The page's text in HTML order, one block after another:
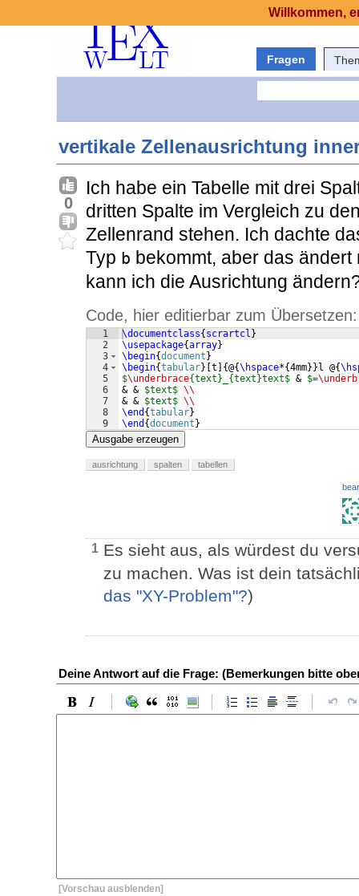
Fragen
vertikale Zellenausrichtung
0
Ich habe ein Tabelle mit drei
dritten Spalte im Vergleich zu
Zellenrand stehen. Ich dachte
Typ b bekommt, aber das
kann ich die Ausrichtung
Code, hier editierbar zum Übersetzen:
1
2
3
4
5
6
7
8
9
\documentclass{ scrartcl }
\usepackage{array}
\begin{document }
\begin{tabular} t {@{\hspace*{4mm}} l @{
$\underbrace{text}_{text}text$ & $=
& & $text$ \\
& & $text$ \\
\end {tabular}
\end {document }
Ausgabe erzeugen
ausrichtung spalten tabellen
1 Es sieht aus, als würdest du
zu machen. Was ist dein
das "XY-Problem"?)
Deine Antwort auf die Frage: (Bemerkungen bitte
[Vorschau ausblenden]
Willkommen,